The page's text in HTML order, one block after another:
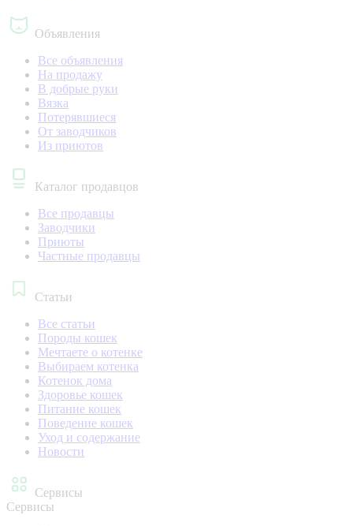
Объявления
Все объявления
На продажу
В добрые руки
Вязка
Потерявшиеся
От заводчиков
Из приютов
Каталог продавцов
Все продавцы
Заводчики
Приюты
Частные продавцы
Статьи
Все статьи
Породы кошек
Мечтаете о котенке
Выбираем котенка
Котенок дома
Здоровье кошек
Питание кошек
Поведение кошек
Уход и содержание
Новости
Сервисы
Сервисы